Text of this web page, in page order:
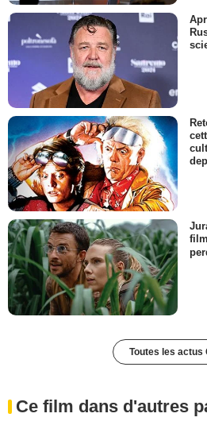
Toutes les actus
Ce film dans d'autres